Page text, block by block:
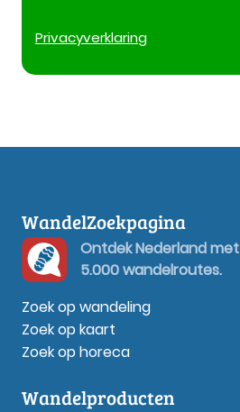
Privacyverklaring
WandelZoekpagina
Ontdek Nederland
5.000 wandelroutes.
Zoek op wandeling
Zoek op kaart
Zoek op horeca
Wandelproducten